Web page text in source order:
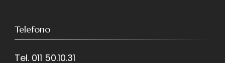
Telefono
Tel. 011 50.10.31